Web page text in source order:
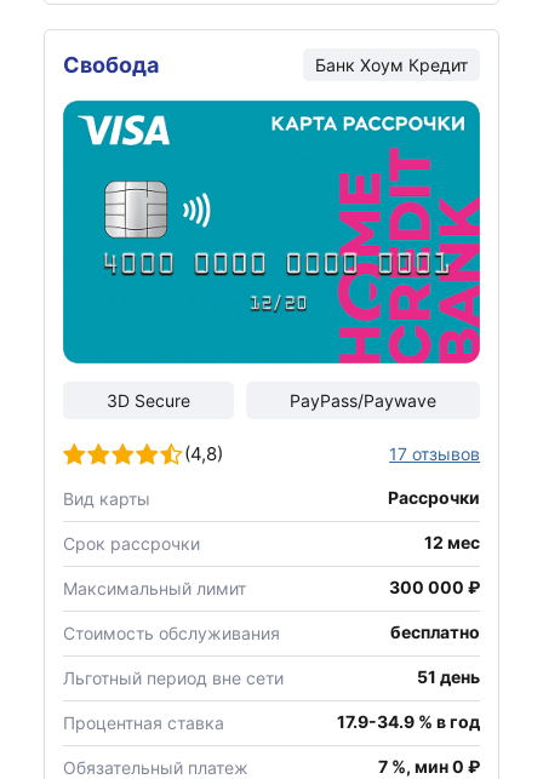
Свобода Банк Хоум Кредит
3D Secure PayPass/Paywave
(4,8) 17 отзывов
Вид карты Рассрочки
Срок рассрочки 12 мес
Максимальный лимит 300 000 ₽
Стоимость обслуживания бесплатно
Льготный период вне сети 51 день
Процентная ставка 17.9-34.9 % в год
Обязательный платеж 7 %, мин 0 ₽